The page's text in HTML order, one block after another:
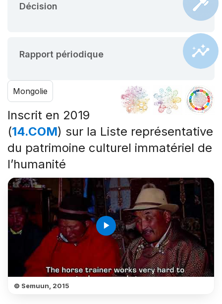
Décision
Rapport périodique
Mongolie
Inscrit en 2019
(14.COM) sur la Liste représentative
du patrimoine culturel immatériel de
l’humanité
play_arrow
© Semuun, 2015